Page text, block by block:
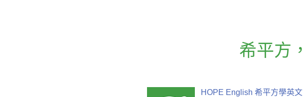
希平方 ，
HOPE English 希平方學英文